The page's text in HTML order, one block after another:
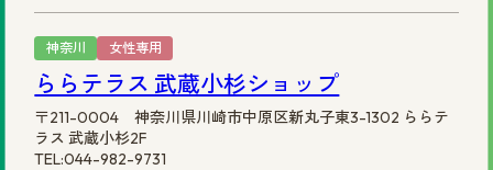
神奈川 女性専用
ららテラス 武蔵小杉ショップ
〒211-0004 神奈川県川崎市中原区新丸子東3-1302 ららテ
ラス 武蔵小杉2F
TEL:044-982-9731